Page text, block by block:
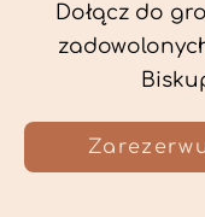
Dołącz do